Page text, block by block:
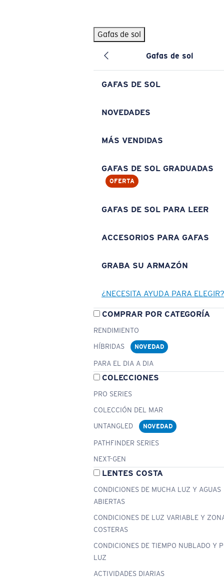
Gafas de sol
Gafas de sol
GAFAS DE SOL
NOVEDADES
MÁS VENDIDAS
GAFAS DE SOL GRADUADAS
OFERTA
GAFAS DE SOL PARA LEER
ACCESORIOS PARA GAFAS
GRABA SU ARMAZÓN
¿NECESITA AYUDA PARA ELEGIR?
COMPRAR POR CATEGORÍA
RENDIMIENTO
HÍBRIDAS
NOVEDAD
PARA EL DIA A DIA
COLECCIONES
PRO SERIES
COLECCIÓN DEL MAR
UNTANGLED
NOVEDAD
PATHFINDER SERIES
NEXT-GEN
LENTES COSTA
CONDICIONES DE MUCHA LUZ Y AGUAS
ABIERTAS
CONDICIONES DE LUZ VARIABLE Y
COSTERAS
CONDICIONES DE TIEMPO NUBLADO Y
LUZ
ACTIVIDADES DIARIAS
BÚSQUEDAS POPULARES
Pilothouse PRO Limited Edition Pack Exclusivo
Gafas de sol personalizadas
Los más vendidos de gafas de sol